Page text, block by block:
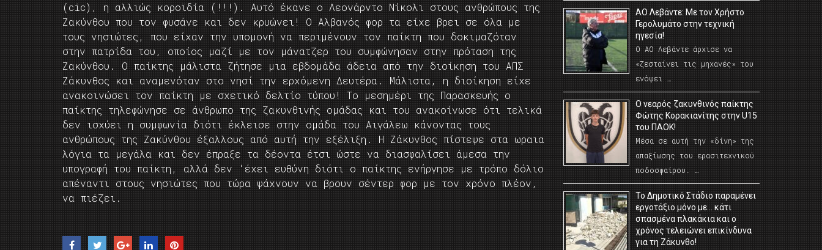
(cic), η αλλιώς κοροϊδία (!!!). Αυτό έκανε ο Λεονάρντο Νίκολι στους ανθρώπους της
Ζακύνθου που τον φυσάνε και δεν κρυώνει! Ο Αλβανός φορ τα είχε βρει σε όλα με
τους νησιώτες, που είχαν την υπομονή να περιμένουν τον παίκτη που δοκιμαζόταν
στην πατρίδα του, οποίος μαζί με τον μάνατζερ του συμφώνησαν στην πρόταση της
Ζακύνθου. Ο παίκτης μάλιστα ζήτησε μια εβδομάδα άδεια από την διοίκηση του ΑΠΣ
Ζάκυνθος και αναμενόταν στο νησί την ερχόμενη Δευτέρα. Μάλιστα, η διοίκηση είχε
ανακοινώσει τον παίκτη με σχετικό δελτίο τύπου! Το μεσημέρι της Παρασκευής ο
παίκτης τηλεφώνησε σε άνθρωπο της ζακυνθινής ομάδας και του ανακοίνωσε ότι τελικά
δεν ισχύει η συμφωνία διότι έκλεισε στην ομάδα του Αιγάλεω κάνοντας τους
ανθρώπους της Ζακύνθου έξαλλους από αυτή την εξέλιξη. Η Ζάκυνθος πίστεψε στα ωραια
λόγια τα μεγάλα και δεν έπραξε τα δέοντα έτσι ώστε να διασφαλίσει άμεσα την
υπογραφή του παίκτη, αλλά δεν ‘έχει ευθύνη διότι ο παίκτης ενήργησε με τρόπο δόλιο
απέναντι στους νησιώτες που τώρα ψάχνουν να βρουν σέντερ φορ με τον χρόνο πλέον,
να πιέζει.
ΑΟ Λεβάντε: Με τον Χρήστο
Γερολυμάτο στην τεχνική
ηγεσία!
Ο ΑΟ Λεβάντε άρχισε να
«ζεσταίνει τις μηχανές» του
ενόψει …
O νεαρός ζακυνθινός παίκτης
Φώτης Κορακιανίτης στην U15
του ΠΑΟΚ!
Μέσα σε αυτή την «δίνη» της
απαξίωσης του ερασιτεχνικού
ποδοσφαίρου. …
Το Δημοτικό Στάδιο παραμένει
εργοτάξιο μόνο με… κάτι
σπασμένα πλακάκια και ο
χρόνος τελειώνει επικίνδυνα
για τη Ζάκυνθο!